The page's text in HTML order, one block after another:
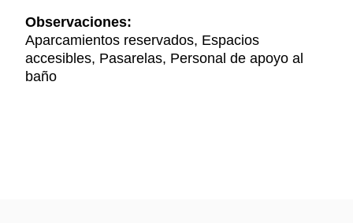
Observaciones:
Aparcamientos reservados, Espacios
accesibles, Pasarelas, Personal de apoyo al
baño